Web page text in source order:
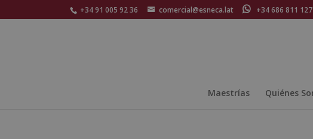
+34 91 005 92 36 comercial@esneca.lat +34 686 811 127
Maestrías Quiénes